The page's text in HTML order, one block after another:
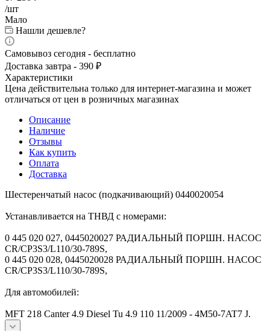
/шт
Мало
Нашли дешевле?
Самовывоз сегодня - бесплатно
Доставка завтра - 390 ₽
Характеристики
Цена действительна только для интернет-магазина и может
отличаться от цен в розничных магазинах
Описание
Наличие
Отзывы
Как купить
Оплата
Доставка
Шестеренчатый насос (подкачивающий) 0440020054
Устанавливается на ТНВД с номерами:
0 445 020 027, 0445020027 РАДИАЛЬНЫЙ ПОРШН. НАСОС
CR/CP3S3/L110/30-789S,
0 445 020 028, 0445020028 РАДИАЛЬНЫЙ ПОРШН. НАСОС
CR/CP3S3/L110/30-789S,
Для автомобилей:
MFT 218 Canter 4.9 Diesel Tu 4.9 110 11/2009 - 4M50-7AT7 J.